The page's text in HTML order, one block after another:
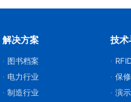
解决方案
图书档案
电力行业
制造行业
技术
保
演